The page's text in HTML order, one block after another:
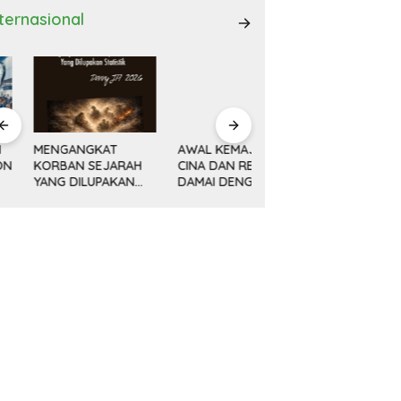
SEJARAH
DILUPAKAN
AWAL KEMAJUAN
CINA DAN REVOLUSI
DAMAI DENG